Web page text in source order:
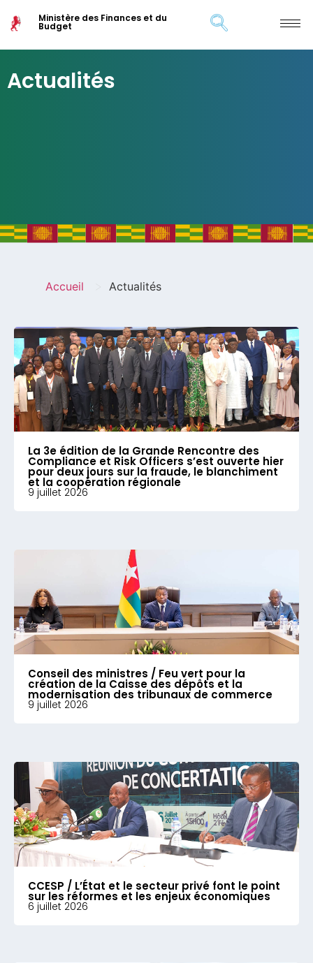
Ministère des Finances et du
Budget
Actualités
Accueil Actualités
La 3e édition de la Grande Rencontre des
Compliance et Risk Officers s’est ouverte hier
pour deux jours sur la fraude, le blanchiment
et la coopération régionale
9 juillet 2026
Conseil des ministres / Feu vert pour la
création de la Caisse des dépôts et la
modernisation des tribunaux de commerce
9 juillet 2026
CCESP / L’État et le secteur privé font le point
sur les réformes et les enjeux économiques
6 juillet 2026